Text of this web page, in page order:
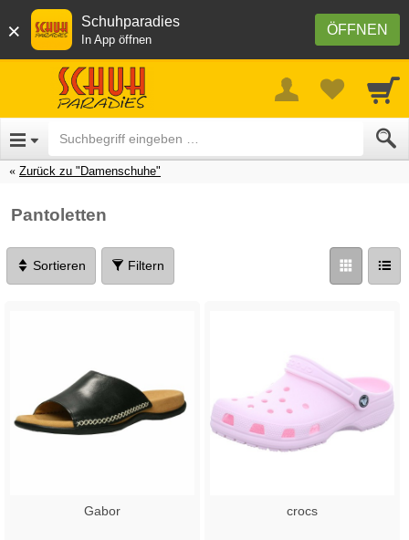
× ÖFFNEN
Schuhparadies
In App öffnen
Zurück zu "Damenschuhe"
Pantoletten
Sortieren Filtern
Gabor crocs